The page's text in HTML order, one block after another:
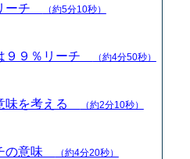
ーチ （約5分10秒）
９９％リーチ （約4分50秒）
味を考える （約2分10秒）
の意味 （約4分20秒）